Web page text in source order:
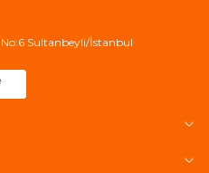
Sultanbeyli/İstanbul